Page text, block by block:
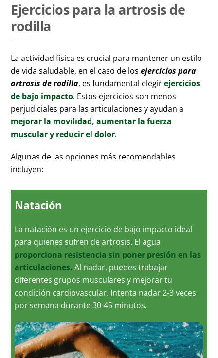
Ejercicios para la artrosis de
rodilla
La actividad física es crucial para mantener un estilo
de vida saludable, en el caso de losejercicios para
artrosis de rodilla, es fundamental elegirejercicios
de bajo impacto. Estos ejercicios son menos
perjudiciales para las articulaciones y ayudan a
mejorar la movilidad, aumentar la fuerza
muscular y reducir el dolor.
Algunas de las opciones más recomendables
incluyen:
Natación
La natación es un ejercicio de bajo impacto ideal
para quienes sufren de artrosis. El agua
proporciona resistencia sin poner presión en las
articulaciones. Al nadar, puedes trabajar
diferentes grupos musculares y mejorar tu
condición cardiovascular. Intenta nadar 2-3 veces
por semana durante 30-45 minutos.